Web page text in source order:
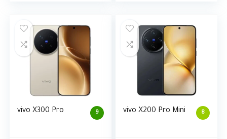
9
vivo X300 Pro 8
vivo X200 Pro Mini